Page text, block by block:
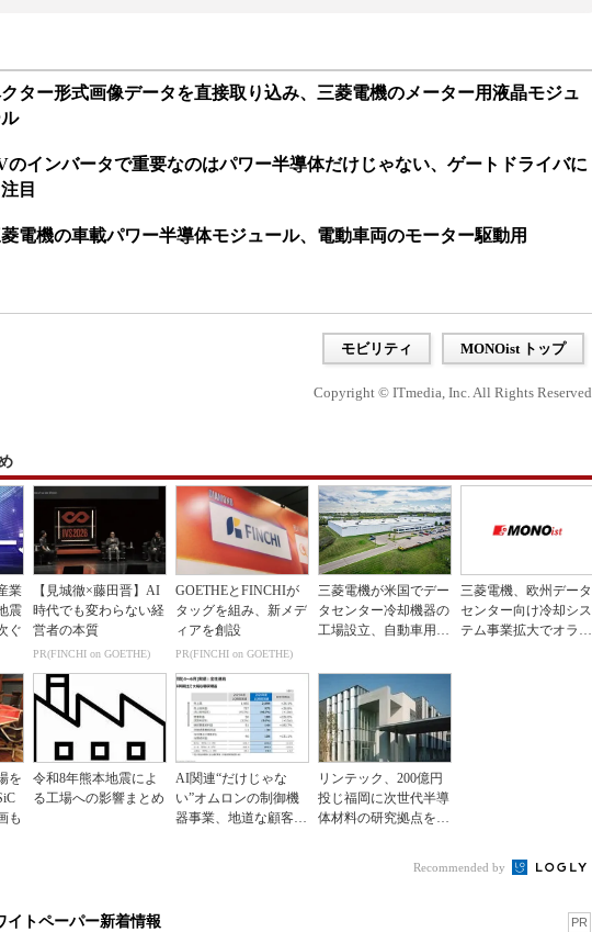
ター形式画像データを直接取り込み、三菱電機のメーター用液晶モジュ
のインバータで重要なのはパワー半導体だけじゃない、ゲートドライバに
注目
電機の車載パワー半導体モジュール、電動車両のモーター駆動用
モビリティ MONOist トップ
Copyright © ITmedia, Inc. All Rights Reserved.
業
震
ぐ
【見城徹×藤田晋】AI
時代でも変わらない経
営者の本質
PR(FINCHI on GOETHE)
GOETHEとFINCHIが
タッグを組み、新メデ
ィアを創設
PR(FINCHI on GOETHE)
三菱電機が米国でデー
タセンター冷却機器の
工場設立、自動車用電
三菱電機、欧州データ
センター向け冷却シス
テム事業拡大でオラン
を
も
令和8年熊本地震によ
る工場への影響まとめ
AI関連“だけじゃな
い”オムロンの制御機
器事業、地道な顧客基
リンテック、200億円
投じ福岡に次世代半導
体材料の研究拠点を開
Recommended by
イトペーパー新着情報 PR